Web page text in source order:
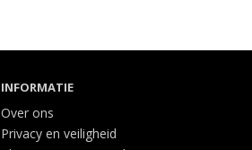
INFORMATIE
Over ons
Privacy en veiligheid